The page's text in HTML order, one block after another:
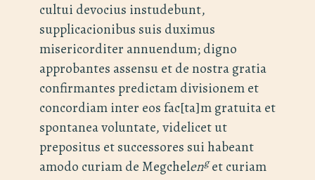
cultui devocius instudebunt,
supplicacionibus suis duximus
misericorditer annuendum; digno
approbantes assensu et de nostra gratia
confirmantes predictam divisionem et
concordiam inter eos fac[ta]m gratuita et
spontanea voluntate, videlicet ut
prepositus et successores sui habeant
amodo curiam de Megchelenget curiam